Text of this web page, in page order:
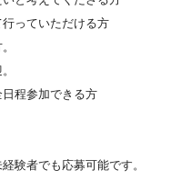
っていただける方
程参加できる方
験者でも応募可能です。